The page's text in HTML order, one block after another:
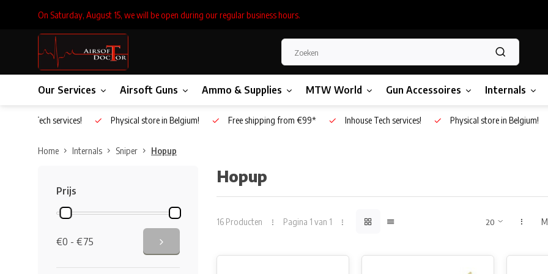
On Saturday, August 15, we will be open during our regular business hours.
Our Services Airsoft Guns Ammo & Supplies MTW World Gun Accessoires Internals
Inhouse Tech services! Physical store in Belgium! Free shipping from €99* Inhouse Tech services! Physical store in Belgium!
Home Internals Sniper Hopup
Prijs
€0 - €75
Hopup
16 Producten Pagina 1 van 1